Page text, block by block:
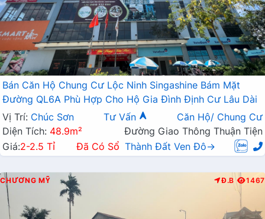
Bán Căn Hộ Chung Cư Lộc Ninh Singashine Bám Mặt
Đường QL6A Phù Hợp Cho Hộ Gia Đình Định Cư Lâu Dài
Vị Trí: Chúc Sơn Tư Vấn
Căn Hộ/ Chung Cư
Diện Tích: 48.9m²
Đường Giao Thông Thuận Tiện
Giá:2-2.5 Tỉ Đã Có Sổ Thành Đất Ven Đô→
CHƯƠNG MỸ Đ.B 1467